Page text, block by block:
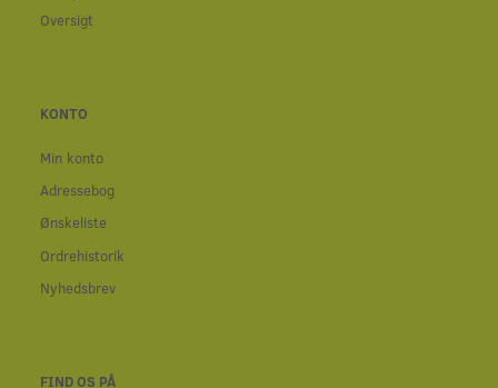
Oversigt
KONTO
Min konto
Adressebog
Ønskeliste
Ordrehistorik
Nyhedsbrev
FIND OS PÅ